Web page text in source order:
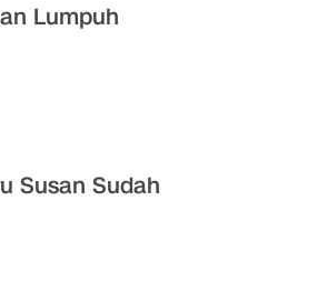
Lumpuh
Susan Sudah